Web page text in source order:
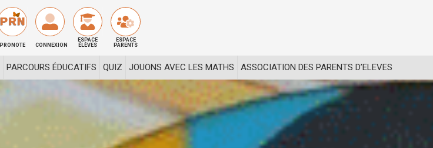
PRONOTE CONNEXION
ESPACE
ÉLÈVES
ESPACE
PARENTS
PARCOURS ÉDUCATIFS QUIZ JOUONS AVEC LES MATHS ASSOCIATION DES PARENTS D’ELEVES